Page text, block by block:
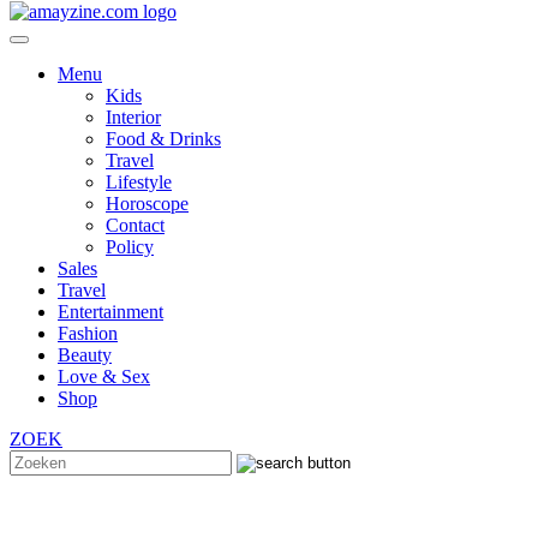
Menu
Kids
Interior
Food & Drinks
Travel
Lifestyle
Horoscope
Contact
Policy
Sales
Travel
Entertainment
Fashion
Beauty
Love & Sex
Shop
ZOEK